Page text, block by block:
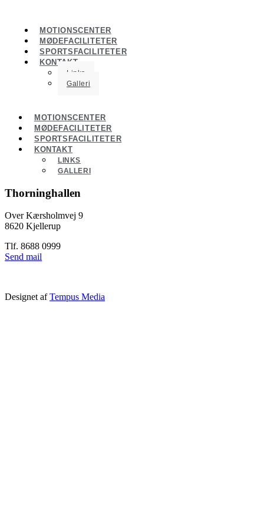
MOTIONSCENTER
MØDEFACILITETER
SPORTSFACILITETER
KONTAKT
Links
Galleri
MOTIONSCENTER
MØDEFACILITETER
SPORTSFACILITETER
KONTAKT
LINKS
GALLERI
Thorninghallen
Over Kærsholmvej 9
8620 Kjellerup
Tlf. 8688 0999
Send mail
Designet afTempus Media